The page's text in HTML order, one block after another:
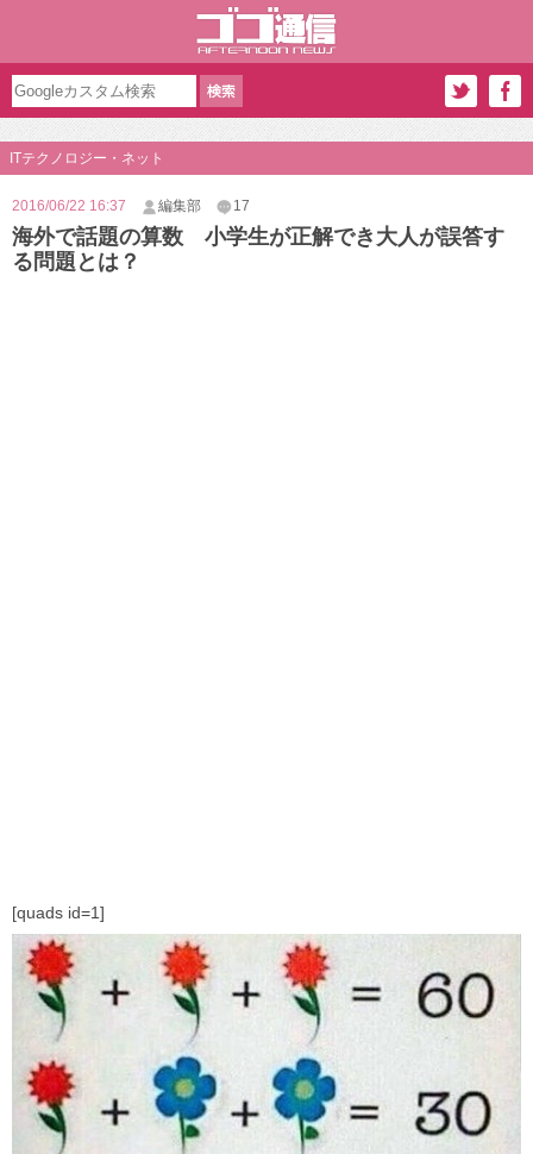
ITテクノロジー・ネット
2016/06/22 16:37 編集部 17
海外で話題の算数 小学生が正解でき大人が誤答す
る問題とは？
[quads id=1]